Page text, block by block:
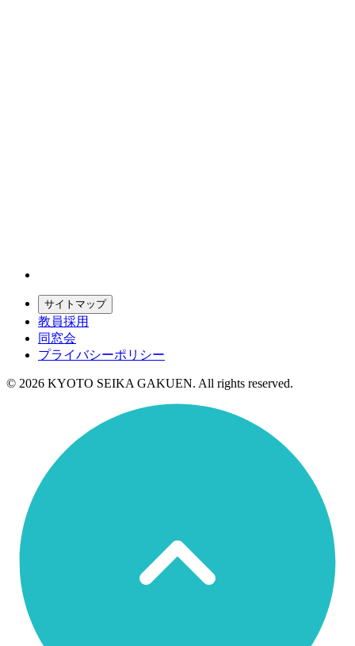
サイトマップ
教員採用
同窓会
プライバシーポリシー
© 2026 KYOTO SEIKA GAKUEN. All rights reserved.